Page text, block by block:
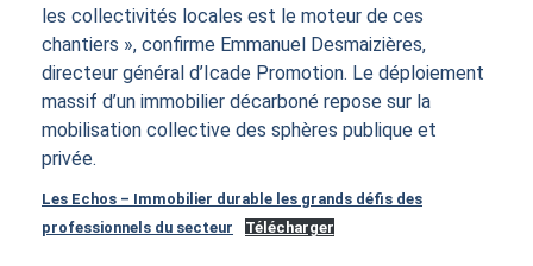
les collectivités locales est le moteur de ces
chantiers », confirme Emmanuel Desmaizières,
directeur général d’Icade Promotion. Le déploiement
massif d’un immobilier décarboné repose sur la
mobilisation collective des sphères publique et
privée.
Les Echos – Immobilier durable les grands défis des
professionnels du secteur
Télécharger